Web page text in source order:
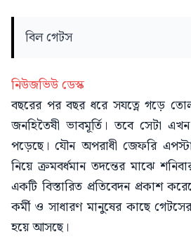
বিল গেটস
নিউজভিউ ডেস্ক
বছরের পর বছর ধরে সযত্নে গড়ে
জনহিতৈষী ভাবমূর্তি। তবে সেটা
পড়েছে। যৌন অপরাধী জেফরি
নিয়ে ক্রমবর্ধমান তদন্তের মাঝে
একটি বিস্তারিত প্রতিবেদন প্রকাশ
কর্মী ও সাধারণ মানুষের কাছে
হয়ে আসছে।